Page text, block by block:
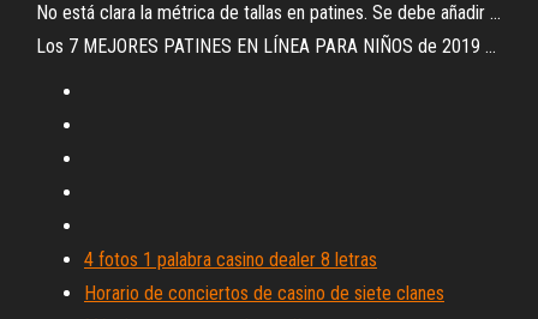
No está clara la métrica de tallas en patines. Se debe añadir ...
Los 7 MEJORES PATINES EN LÍNEA PARA NIÑOS de 2019 ...
4 fotos 1 palabra casino dealer 8 letras
Horario de conciertos de casino de siete clanes